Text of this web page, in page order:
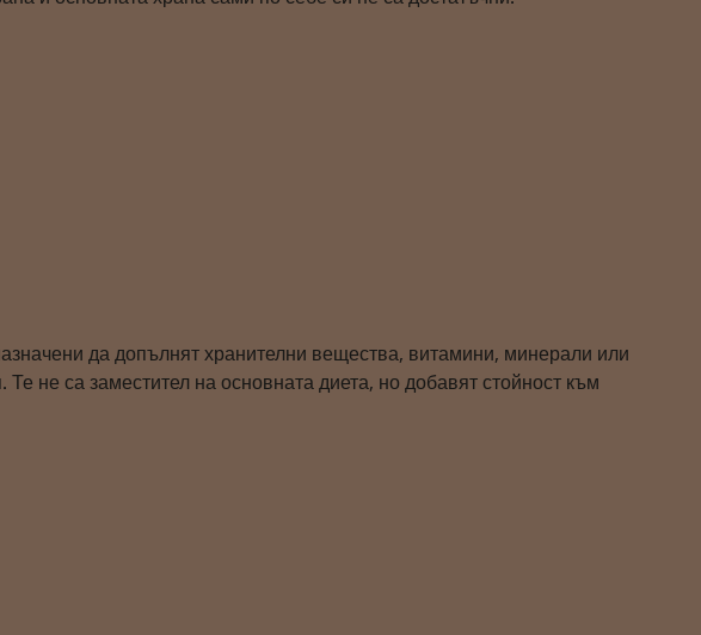
да допълнят хранителни вещества, витамини, минерали или
не са заместител на основната диета, но добавят стойност към